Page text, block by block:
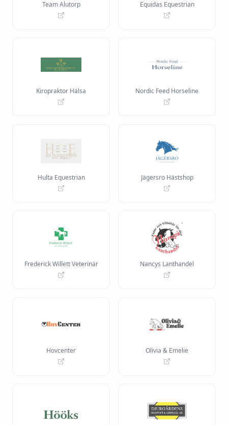
Team Alutorp Equidas Equestrian
Kiropraktor Hälsa Nordic Feed Horseline
Hulta Equestrian Jägersro Hästshop
Frederick Willett Veterinär Nancys Lanthandel
Hovcenter Olivia & Emelie